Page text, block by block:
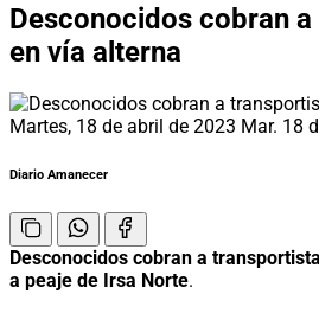
Desconocidos cobran
en vía alterna
Martes, 18 de abril de 2023 Mar. 18
Diario Amanecer
Desconocidos cobran a
a peaje de Irsa Norte.